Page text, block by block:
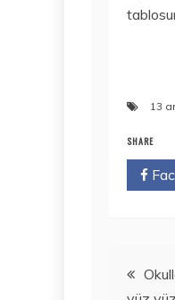
13
SHARE
Yazı